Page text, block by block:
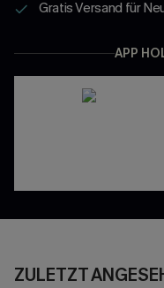
Gratis Versand für
APP
ZULETZT